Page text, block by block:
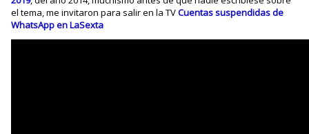
el tema, me invitaron para salir en la TVCuentas suspendidas de
WhatsApp en LaSexta